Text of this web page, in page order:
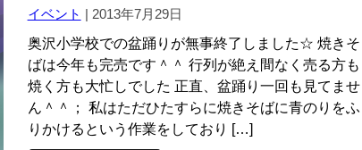
イベント | 2013年7月29日
奥沢小学校での盆踊りが無事終了しました☆ 焼きそ
ばは今年も完売です＾＾ 行列が絶え間なく売る方も
焼く方も大忙しでした 正直、盆踊り一回も見てませ
ん＾＾； 私はただひたすらに焼きそばに青のりをふ
りかけるという作業をしており […]